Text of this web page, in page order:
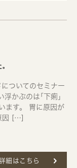
ついてのセミナー
かぶのは｢下痢」
ます。 胃に原因が
因 […]
細はこちら